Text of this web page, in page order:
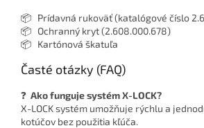
📦 Prídavná rukoväť (katalógové číslo
📦 Ochranný kryt (2.608.000.678)
📦 Kartónová škatuľa
Časté otázky (FAQ)
❓ Ako funguje systém X-LOCK?
X-LOCK systém umožňuje rýchlu a
kotúčov bez použitia kľúča.